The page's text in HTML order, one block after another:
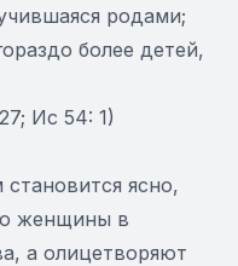
родами;
более детей,
Ис 54: 1)
ясно,
женщины в
а олицетворяют